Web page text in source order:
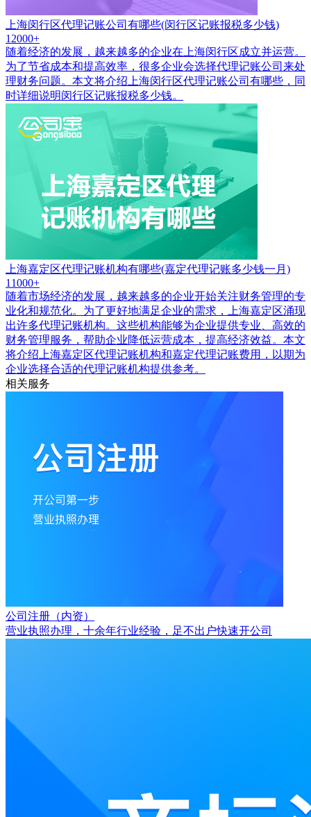
上海闵行区代理记账公司有哪些(闵行区记账报税多少钱)
12000+
随着经济的发展，越来越多的企业在上海闵行区成立并运营。
为了节省成本和提高效率，很多企业会选择代理记账公司来处
理财务问题。本文将介绍上海闵行区代理记账公司有哪些，同
时详细说明闵行区记账报税多少钱。
上海嘉定区代理记账机构有哪些(嘉定代理记账多少钱一月)
11000+
随着市场经济的发展，越来越多的企业开始关注财务管理的专
业化和规范化。为了更好地满足企业的需求，上海嘉定区涌现
出许多代理记账机构。这些机构能够为企业提供专业、高效的
财务管理服务，帮助企业降低运营成本，提高经济效益。本文
将介绍上海嘉定区代理记账机构和嘉定代理记账费用，以期为
企业选择合适的代理记账机构提供参考。
相关服务
公司注册（内资）
营业执照办理，十余年行业经验，足不出户快速开公司